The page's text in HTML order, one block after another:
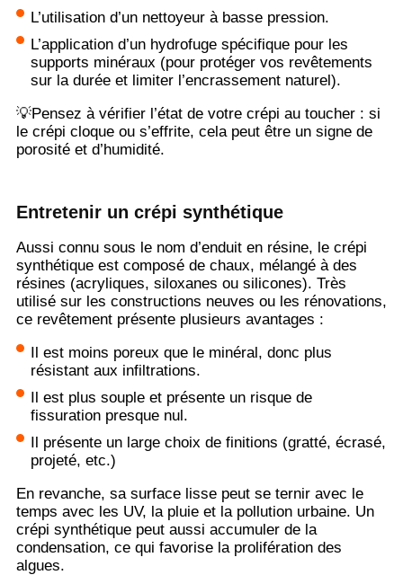
L’utilisation d’un nettoyeur à basse pression.
L’application d’un hydrofuge spécifique pour les
supports minéraux (pour protéger vos revêtements
sur la durée et limiter l’encrassement naturel).
💡Pensez à vérifier l’état de votre crépi au toucher : si
le crépi cloque ou s’effrite, cela peut être un signe de
porosité et d’humidité.
Entretenir un crépi synthétique
Aussi connu sous le nom d’enduit en résine, le crépi
synthétique est composé de chaux, mélangé à des
résines (acryliques, siloxanes ou silicones). Très
utilisé sur les constructions neuves ou les rénovations,
ce revêtement présente plusieurs avantages :
Il est moins poreux que le minéral, donc plus
résistant aux infiltrations.
Il est plus souple et présente un risque de
fissuration presque nul.
Il présente un large choix de finitions (gratté, écrasé,
projeté, etc.)
En revanche, sa surface lisse peut se ternir avec le
temps avec les UV, la pluie et la pollution urbaine. Un
crépi synthétique peut aussi accumuler de la
condensation, ce qui favorise la prolifération des
algues.